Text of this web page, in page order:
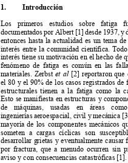
1. Introducción
Los primeros estudios sobre fatiga
documentados por Albert [1] desde 1937, y
entonces hasta la actualidad es un tema de
interés entre la comunidad científica.
interés tiene su motivación en el hecho de
fenómeno de fatiga es común en las
materiales. Zerbst et al [2] reportaron que
el 80 y el 90% de los casos registrados de
estructurales tienen a la fatiga como la c
Esto se manifiesta en estructuras y
de
máquinas, usadas en áreas
ingenierías aeroespacial, civil ymecánica
mayoría de los componentes mecánicos
someten a cargas cíclicas son
desarrollar grietas y eventualmente causar f
por fractura, que a menudo ocurren sin
aviso y con consecuencias catastróficas